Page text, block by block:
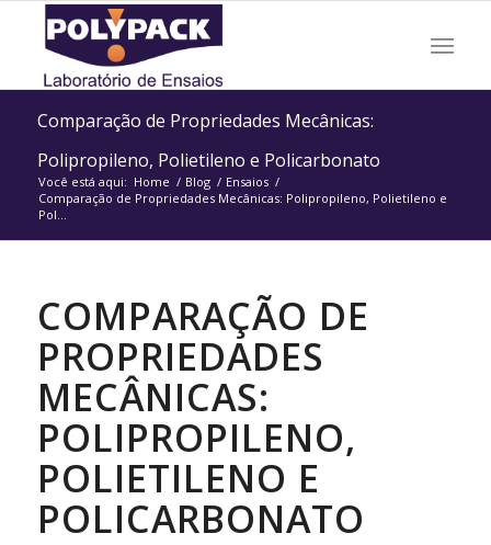
Comparação de Propriedades Mecânicas:
Polipropileno, Polietileno e Policarbonato
Você está aqui: Home / Blog / Ensaios /
Comparação de Propriedades Mecânicas: Polipropileno, Polietileno e
Pol...
COMPARAÇÃO DE
PROPRIEDADES
MECÂNICAS:
POLIPROPILENO,
POLIETILENO E
POLICARBONATO